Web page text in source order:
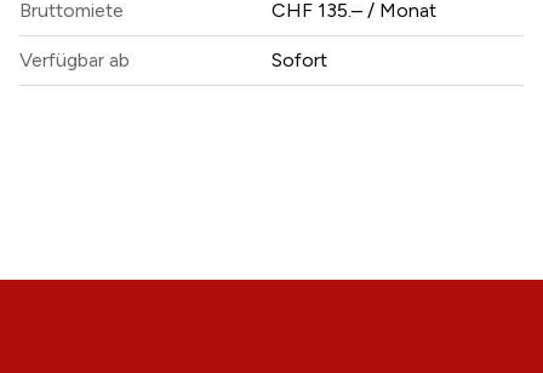
Bruttomiete CHF 135.– / Monat
Verfügbar ab Sofort